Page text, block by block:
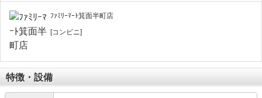
ﾌｧﾐﾘｰﾏｰﾄ箕面半町店
[コンビニ]
特徴・設備